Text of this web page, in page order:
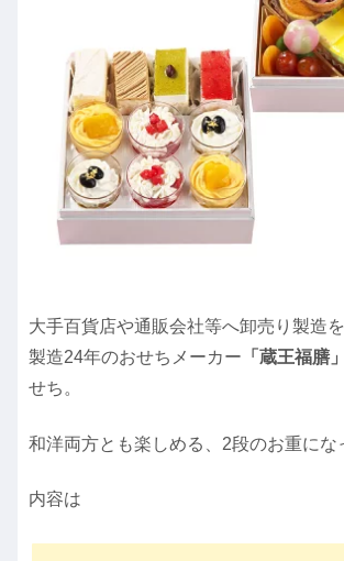
大手百貨店や通販会社等へ卸売り製造
製造24年のおせちメーカー 「蔵王福膳」
せち。
和洋両方とも楽しめる、2段のお重にな
内容は